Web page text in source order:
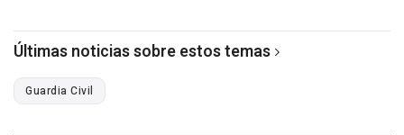
Últimas noticias sobre estos temas
Guardia Civil